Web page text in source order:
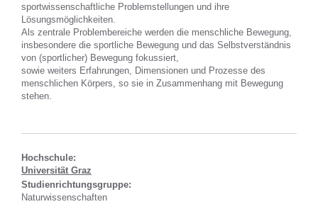
sportwissenschaftliche Problemstellungen und ihre
Lösungsmöglichkeiten.
Als zentrale Problembereiche werden die menschliche Bewegung,
insbesondere die sportliche Bewegung und das Selbstverständnis
von (sportlicher) Bewegung fokussiert,
sowie weiters Erfahrungen, Dimensionen und Prozesse des
menschlichen Körpers, so sie in Zusammenhang mit Bewegung
stehen.
Hochschule:
Universität Graz
Studienrichtungsgruppe:
Naturwissenschaften